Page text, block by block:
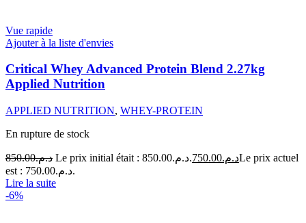
Vue rapide
Ajouter à la liste d'envies
Critical Whey Advanced Protein Blend 2.27kg
Applied Nutrition
APPLIED NUTRITION, WHEY-PROTEIN
En rupture de stock
د.م.850.00 Le prix initial était : د.م.850.00. د.م.750.00
Le prix actuel
est : د.م.750.00.
Lire la suite
-6%